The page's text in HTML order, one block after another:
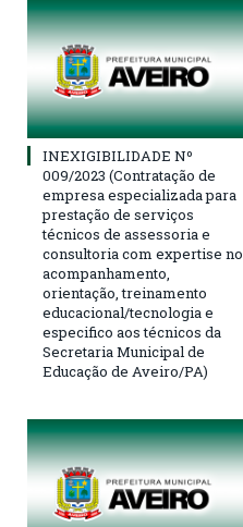
INEXIGIBILIDADE Nº
009/2023 (Contratação de
empresa especializada para
prestação de serviços
técnicos de assessoria e
consultoria com expertise no
acompanhamento,
orientação, treinamento
educacional/tecnologia e
especifico aos técnicos da
Secretaria Municipal de
Educação de Aveiro/PA)